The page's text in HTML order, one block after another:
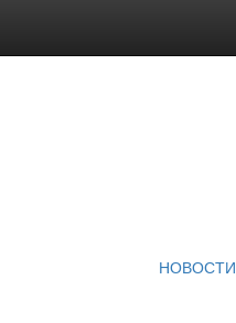
НОВОСТИ